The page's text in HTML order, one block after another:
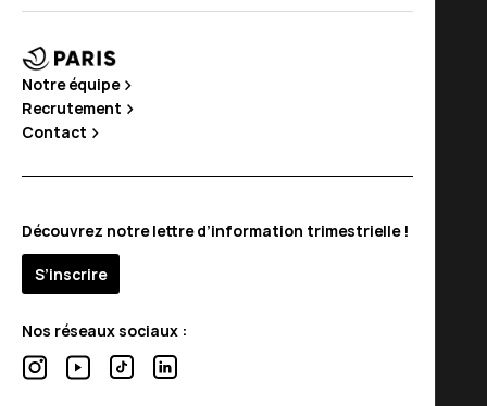
Notre équipe
Recrutement
Contact
Découvrez notre lettre d’information trimestrielle !
S’inscrire
Nos réseaux sociaux :